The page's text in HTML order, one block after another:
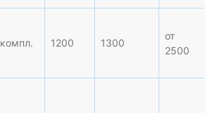
компл. 1200 1300
от
2500